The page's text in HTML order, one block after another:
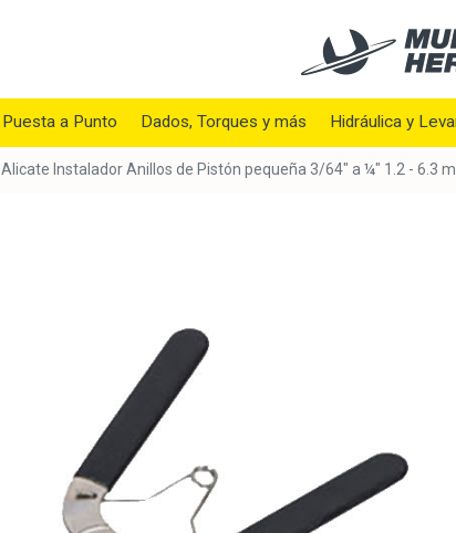
Puesta a Punto Dados, Torques y más Hidráulica y
Alicate Instalador Anillos de Pistón pequeña 3/64" a ¼" 1.2 - 6.3